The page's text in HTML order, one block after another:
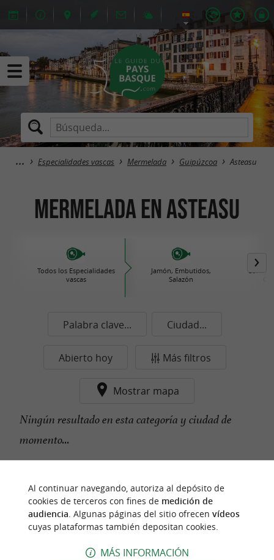
Especialidades vascas Mermelada Guipúzcoa Asteasu
Mermelada en Asteasu
Todos los Especialidades
vascas
Jamón, Embutidos,
Salazón
Palabra clave... Ciudad...
Abierto hoy Más filtros
Mostrar mapa
Ningún resultado en esta categoría y ciudad de
momento...
n
u
e
s
t
r
o
f
a
v
o
r
i
t
o
Al continuar navegando, autoriza al depósito de
cookies de terceros con fines de medición de
audiencia. Algunas páginas del sitio ofrecen vídeos
cuyas plataformas también depositan cookies.
MÁS INFORMACIÓN